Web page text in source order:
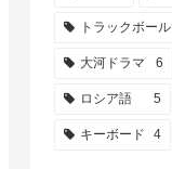
トラックボール
大河ドラマ 6
ロシア語 5
キーボード 4